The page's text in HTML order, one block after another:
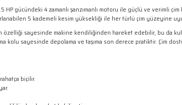
HP gücündeki 4 zamanlı şanzımanlı motoru ile güçlü ve
5 kademeli kesim yüksekliği ile her türlü çim yüzeyine
özelliği sayesinde makine kendiliğinden hareket edebilir, bu da
kolu sayesinde depolama ve taşıma son derece pratiktir. Çim
biçilir.